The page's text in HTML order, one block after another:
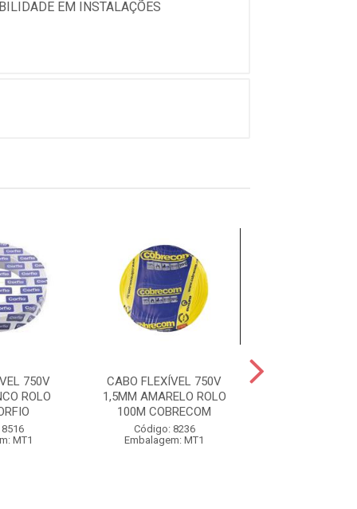
EM INSTALAÇÕES
750V
ROLO
MT1
CABO FLEXÍVEL 750V
1,5MM AMARELO ROLO
100M COBRECOM
Código: 8236
Embalagem: MT1